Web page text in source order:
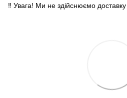
‼️ Увага! Ми не здійснюємо доставку